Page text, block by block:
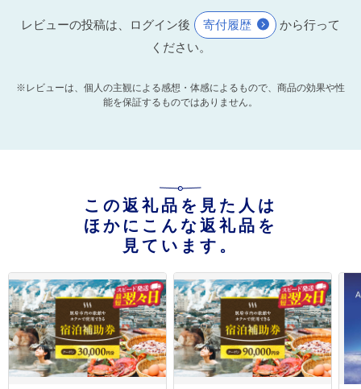
レビューの投稿は、ログイン後 寄付履歴
から行って
ください。
※レビューは、個人の主観による感想・体感によるもので、商品の効果や性
能を保証するものではありません。
この返礼品を見た人は
ほかにこんな返礼品を
見ています。